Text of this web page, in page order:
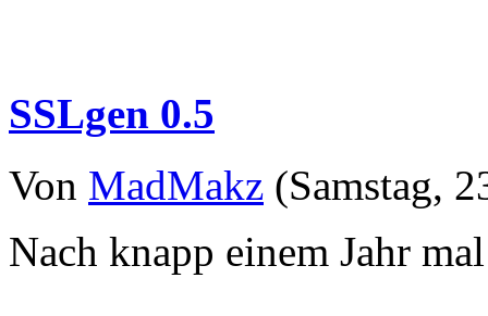
SSLgen 0.5
Von MadMakz (Samstag,
Nach knapp einem Jahr